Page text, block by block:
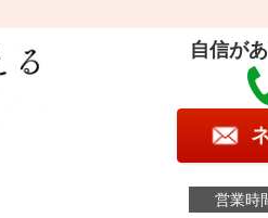
自信が
営業時